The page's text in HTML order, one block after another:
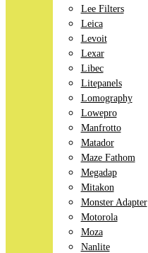
Lee Filters
Leica
Levoit
Lexar
Libec
Litepanels
Lomography
Lowepro
Manfrotto
Matador
Maze Fathom
Megadap
Mitakon
Monster Adapter
Motorola
Moza
Nanlite